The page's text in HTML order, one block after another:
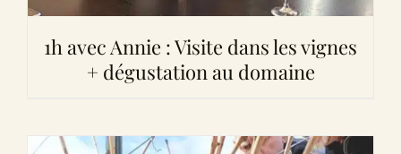
1h avec Annie : Visite dans les vignes
+ dégustation au domaine